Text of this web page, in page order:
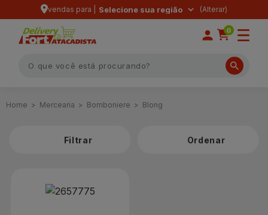
vendas para | Selecione sua região
0
Mercearia Bomboniere Blong
Filtrar